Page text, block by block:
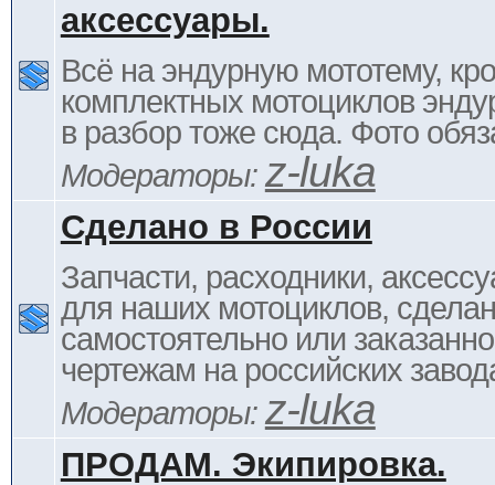
аксессуары.
Всё на эндурную мототему,
комплектных мотоциклов
в разбор тоже сюда. Фото
Модераторы: z-luka
Сделано в России
Запчасти, расходники,
для наших мотоциклов,
самостоятельно или
чертежам на российских
Модераторы: z-luka
ПРОДАМ. Экипировка.